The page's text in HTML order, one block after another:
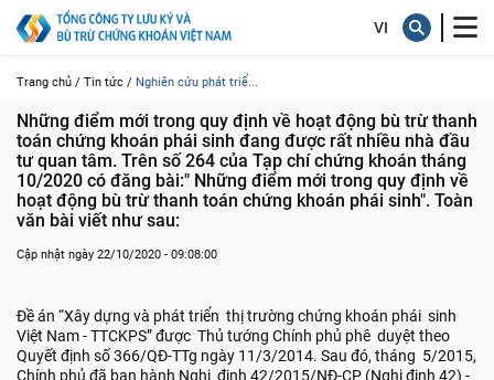
Trang chủ / Tin tức / Nghiên cứu phát triể...
Những điểm mới trong quy định về hoạt động bù trừ thanh
toán chứng khoán phái sinh đang được rất nhiều nhà đầu
tư quan tâm. Trên số 264 của Tạp chí chứng khoán tháng
10/2020 có đăng bài:" Những điểm mới trong quy định về
hoạt động bù trừ thanh toán chứng khoán phái sinh". Toàn
văn bài viết như sau:
Cập nhật ngày 22/10/2020 - 09:08:00
Đề án “Xây dựng và phát triển thị trường chứng khoán phái sinh
Việt Nam - TTCKPS” được Thủ tướng Chính phủ phê duyệt theo
Quyết định số 366/QĐ-TTg ngày 11/3/2014. Sau đó, tháng 5/2015,
Chính phủ đã ban hành Nghị định 42/2015/NĐ-CP (Nghị định 42) -